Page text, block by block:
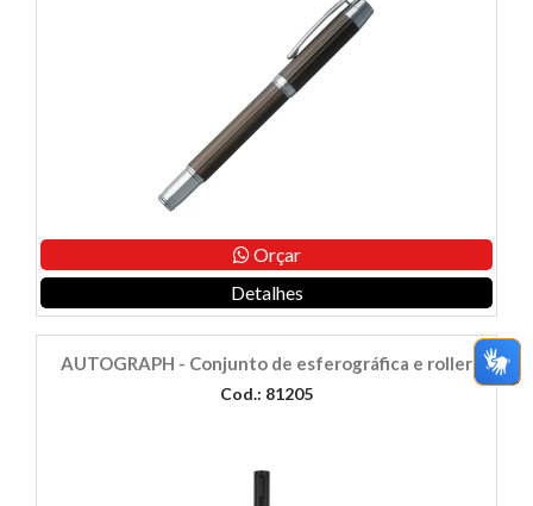
Orçar
Detalhes
AUTOGRAPH - Conjunto de esferográfica e roller
Cod.: 81205